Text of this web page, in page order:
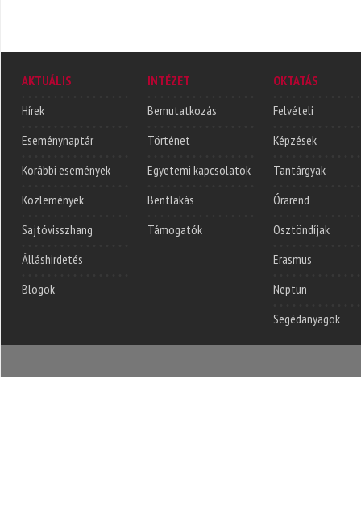
AKTUÁLIS
Hírek
Eseménynaptár
Korábbi események
Közlemények
Sajtóvisszhang
Álláshirdetés
Blogok
INTÉZET
Bemutatkozás
Történet
Egyetemi kapcsolatok
Bentlakás
Támogatók
OKTATÁS
Felvételi
Képzések
Tantárgyak
Órarend
Ösztöndíjak
Erasmus
Neptun
Segédanyagok